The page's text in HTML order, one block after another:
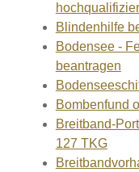
Blindenhilfe
Bodensee -
beantragen
Bombenfund
Breitband-
127 TKG